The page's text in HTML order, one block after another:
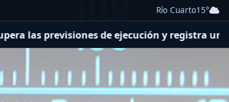
Río Cuarto15°
de ejecución y registra un avance